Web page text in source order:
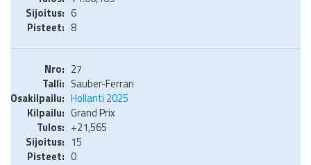
6
8
27
Sauber-Ferrari
Hollanti 2025
Grand Prix
+21,565
15
0